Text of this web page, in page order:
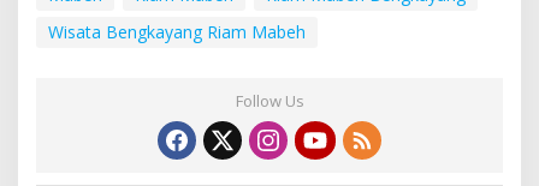
Wisata Bengkayang Riam Mabeh
Follow Us